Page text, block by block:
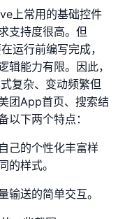
上常用的基础控件
支持度很高。但
运行前编写完成，
辑能力有限。因此，
复杂、变动频繁但
团App首页、搜索结
以下两个特点：
己的个性化丰富样
的样式。
输送的简单交互。